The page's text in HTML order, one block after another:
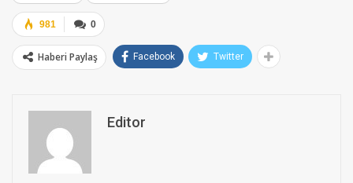
0
981
Haberi Paylaş Facebook Twitter
Editor